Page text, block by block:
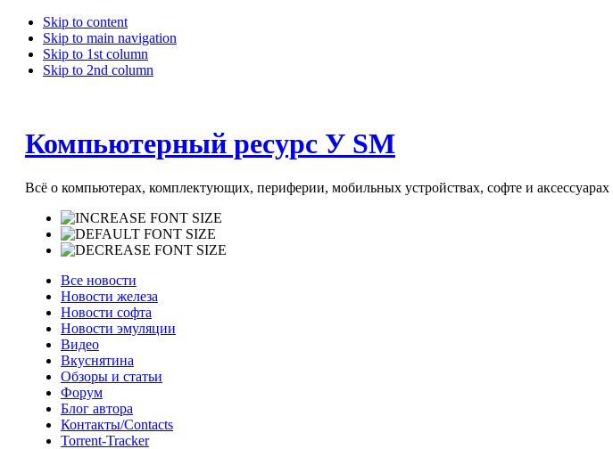
Skip to content
Skip to main navigation
Skip to 1st column
Skip to 2nd column
Компьютерный ресурс У SM
Всё о компьютерах, комплектующих, периферии, мобильных устройствах, софте и
Все новости
Новости железа
Новости софта
Новости эмуляции
Видео
Вкуснятина
Обзоры и статьи
Форум
Блог автора
Контакты/Contacts
Torrent-Tracker